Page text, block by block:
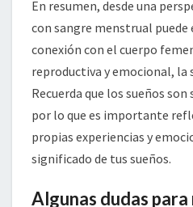
En resumen, desde una
con sangre menstrual
conexión con el cuerpo
reproductiva y emocional, la
Recuerda que los sueños
por lo que es importante
propias experiencias y
significado de tus sueños.
Algunas dudas